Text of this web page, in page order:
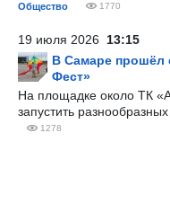
Общество 1770
19 июля 2026 13:15
В Самаре прошёл
Фест»
На площадке около ТК
запустить
1278